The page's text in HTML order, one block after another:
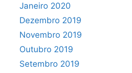
Janeiro 2020
Dezembro 2019
Novembro 2019
Outubro 2019
Setembro 2019